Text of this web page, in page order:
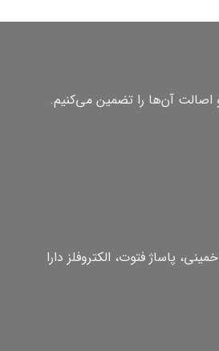
آن‌ها را تضمین می‌کنیم.
پاساژ فتوت، الکتروفلز دارا